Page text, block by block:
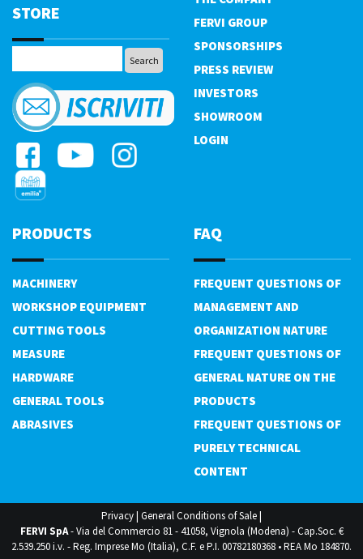
STORE
FERVI GROUP
SPONSORSHIPS
PRESS REVIEW
INVESTORS
SHOWROOM
LOGIN
PRODUCTS
MACHINERY
WORKSHOP EQUIPMENT
CUTTING TOOLS
MEASURE
HARDWARE
GENERAL TOOLS
ABRASIVES
FAQ
FREQUENT QUESTIONS OF
MANAGEMENT AND
ORGANIZATION NATURE
FREQUENT QUESTIONS OF
GENERAL NATURE ON THE
PRODUCTS
FREQUENT QUESTIONS OF
PURELY TECHNICAL
CONTENT
Privacy| General Conditions of Sale|
FERVI SpA- Via del Commercio 81 - 41058, Vignola (Modena) - Cap.Soc. €
2.539.250 i.v. - Reg. Imprese Mo (Italia), C.F. e P.I. 00782180368 • REA Mo 184870.